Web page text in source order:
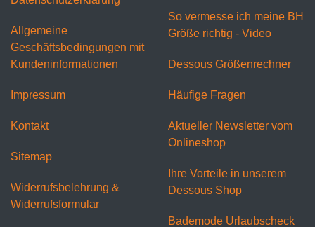
Allgemeine
Geschäftsbedingungen mit
Kundeninformationen
Impressum
Kontakt
Sitemap
Widerrufsbelehrung &
Widerrufsformular
So vermesse ich meine BH
Größe richtig - Video
Dessous Größenrechner
Häufige Fragen
Aktueller Newsletter vom
Onlineshop
Ihre Vorteile in unserem
Dessous Shop
Bademode Urlaubscheck